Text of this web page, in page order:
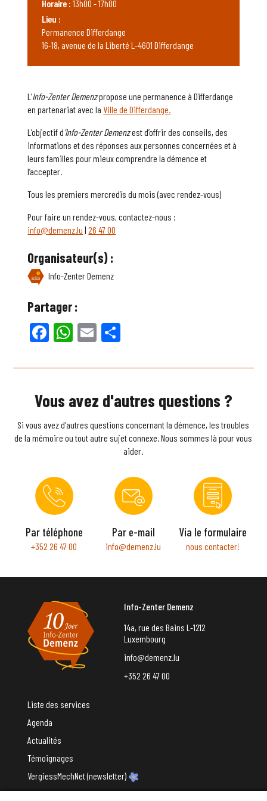
L’Info-Zenter Demenzpropose une permanence à Differdange
en partenariat avec la Ville de Differdange.
L’objectif d’Info-Zenter Demenzest d’offrir des conseils, des
informations et des réponses aux personnes concernées et à
leurs familles pour mieux comprendre la démence et
l’accepter.
Tous les premiers mercredis du mois (avec rendez-vous)
Pour faire un rendez-vous, contactez-nous :
info@demenz.lu |26 47 00
Organisateur(s) :
Info-Zenter Demenz
Partager :
Facebook
WhatsApp
Email
Horaire : 13h00 - 17h00
Lieu :
Permanence Differdange
16-18, avenue de la Liberté L-4601 Differdange
Vous avez d'autres questions ?
Si vous avez d'autres questions concernant la démence, les troubles
de la mémoire ou tout autre sujet connexe. Nous sommes là pour vous
aider.
Par téléphone
+352 26 47 00
Par e-mail
info@demenz.lu
Via le formulaire
nous contacter!
Info-Zenter Demenz
14a, rue des Bains L-1212
Luxembourg
info@demenz.lu
+352 26 47 00
Liste des services
Agenda
Actualités
Témoignages
VergiessMechNet (newsletter)